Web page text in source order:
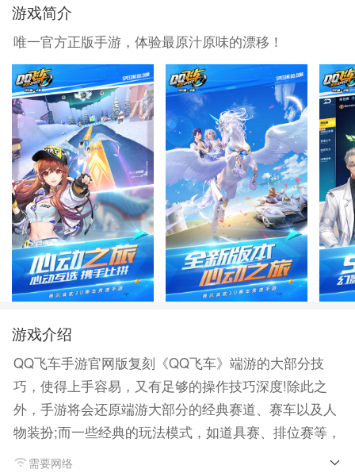
游戏简介
唯一官方正版手游，体验最原汁原味的漂移！
游戏介绍
QQ飞车手游官网版复刻《QQ飞车》端游的大部分技
巧，使得上手容易，又有足够的操作技巧深度!除此之
外，手游将会还原端游大部分的经典赛道、赛车以及人
物装扮;而一些经典的玩法模式，如道具赛、排位赛等，
也会进行保留。
需要网络